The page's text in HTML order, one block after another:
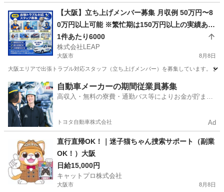
石津川駅 その他
【大阪】立ち上げメンバー募集 月収例 50万円〜8
0万円以上可能 ※繁忙期は150万円以上の実績あり
完全出来高制 1件あたり平均10,000円 1日2〜7件
程度の対応 日収目安：20,000円〜70,000円
1件あたり6000
株式会社LEAP
大阪市 8月8日
大阪エリアで出張トラブル対応スタッフ（立ち上げメンバー）を募集しています。
大阪 大阪市 その他 スタッフ
自動車メーカーの期間従業員募集
高収入・無料の寮費・通勤バス等によりお金が貯まり
トヨタ自動車株式会社 Ad
直行直帰OK！｜迷子猫ちゃん捜索サポート（副業
OK！）大阪
日給15,000円
キャットプロ株式会社
大阪市 8月8日